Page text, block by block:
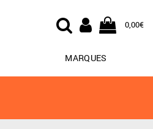
0,00€
MARQUES